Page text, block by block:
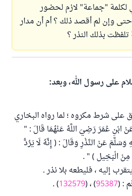
"جماعة" لازم لحضور
وإن لم أقصد ذلك ؟ أم أن مدار
بذلك النذر ؟
على رسول الله، وبعد:
على شرط مكروه ؛ لما رواه البخاري
ومسلم (1639) عَنْ ابْنِ عُمَرَ رَضِيَ اللَّهُ عَنْهُمَا قَالَ : "
وَسَلَّمَ عَنْ النَّذْرِ وَقَالَ : ( إِنَّهُ لَا يَرُدُّ
مِنْ الْبَخِيل ) " .
إليه ، فليطعه بلا نذر .
: (
95387) ، (132579
) .